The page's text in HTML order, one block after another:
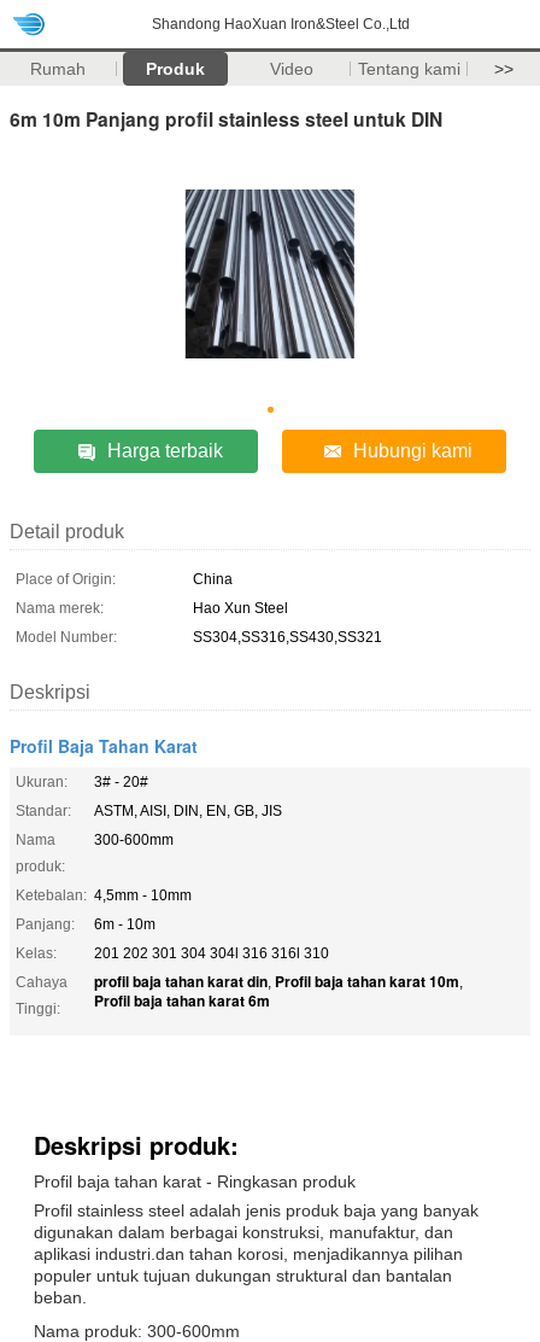
Shandong HaoXuan Iron&Steel Co.,Ltd
Rumah Produk Video Tentang kami >>
6m 10m Panjang profil stainless steel untuk DIN
Harga terbaik Hubungi kami
Detail produk
Place of Origin:
China
Nama merek:
Hao Xun Steel
Model Number:
SS304,SS316,SS430,SS321
Deskripsi
Profil Baja Tahan Karat
Ukuran:
3# - 20#
Standar:
ASTM, AISI, DIN, EN, GB, JIS
Nama
produk:
300-600mm
Ketebalan: 4,5mm - 10mm
Panjang:
6m - 10m
Kelas:
201 202 301 304 304l 316 316l 310
Cahaya
Tinggi:
profil baja tahan karat din, Profil baja tahan karat 10m,
Profil baja tahan karat 6m
Deskripsi produk:
Profil baja tahan karat - Ringkasan produk
Profil stainless steel adalah jenis produk baja yang banyak
digunakan dalam berbagai konstruksi, manufaktur, dan
aplikasi industri.dan tahan korosi, menjadikannya pilihan
populer untuk tujuan dukungan struktural dan bantalan
beban.
Nama produk: 300-600mm